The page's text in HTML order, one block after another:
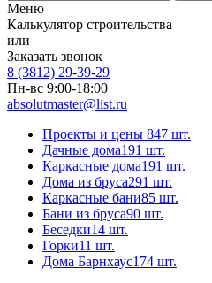
Меню
Калькулятор строительства
или
Заказать звонок
8 (3812) 29-39-29
Пн-вс 9:00-18:00
absolutmaster@list.ru
Проекты и цены 847 шт.
Дачные дома191 шт.
Каркасные дома191 шт.
Дома из бруса291 шт.
Каркасные бани85 шт.
Бани из бруса90 шт.
Беседки14 шт.
Горки11 шт.
Дома Барнхаус174 шт.